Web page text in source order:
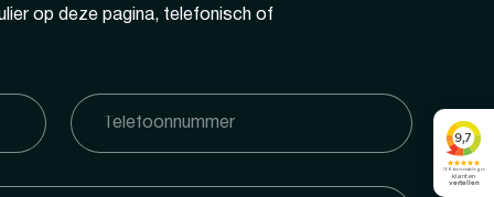
op deze pagina, telefonisch of